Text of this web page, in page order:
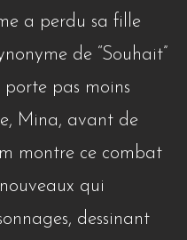
a perdu sa fille
de “Souhait”
porte pas moins
Mina, avant de
montre ce combat
qui
dessinant